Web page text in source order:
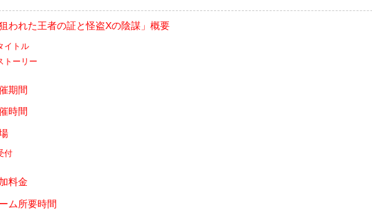
狙われた王者の証と怪盗Xの陰謀」概要
イトル
トーリー
期間
時間
付
料金
ム所要時間